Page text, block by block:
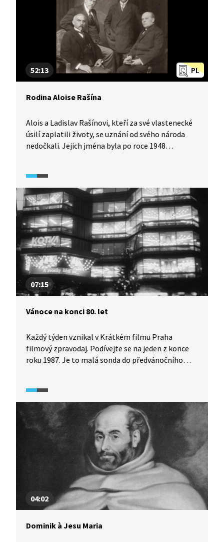
PL
52:13
Rodina Aloise Rašína
Alois a Ladislav Rašínovi, kteří za své vlastenecké
úsilí zaplatili životy, se uznání od svého národa
nedočkali. Jejich jména byla po roce 1948
odsouzená vůdčí postava 1. odboje, jeden z “Mužů
28. října”, první a sedmý československý ministr
financí i oběť atentátníka. Všechny tyto role
propojuje životní pouť jediného člověka, Aloise
Rašína, o jehož příběhu lze tvrdit, že je do značné
míry i příběhem vzniku našeho státu.
07:15
Vánoce na konci 80. let
Každý týden vznikal v Krátkém filmu Praha
filmový zpravodaj. Podívejte se na jeden z konce
roku 1987. Je to malá sonda do předvánočního
04:02
Dominik à Jesu Maria